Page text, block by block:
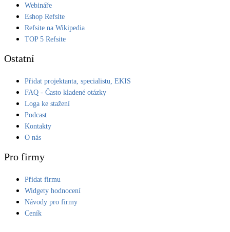
Webináře
Eshop Refsite
Refsite na Wikipedia
TOP 5 Refsite
Ostatní
Přidat projektanta, specialistu, EKIS
FAQ - Často kladené otázky
Loga ke stažení
Podcast
Kontakty
O nás
Pro firmy
Přidat firmu
Widgety hodnocení
Návody pro firmy
Ceník